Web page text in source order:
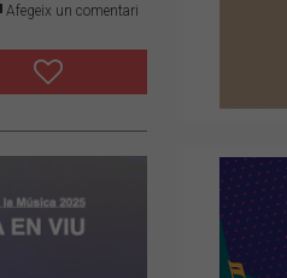
Afegeix un comentari